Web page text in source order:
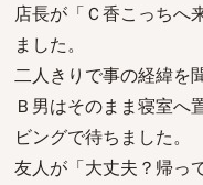
店長が「Ｃ香こっちへ
ました。
二人きりで事の経緯を
Ｂ男はそのまま寝室へ
ビングで待ちました。
友人が「大丈夫？帰っ